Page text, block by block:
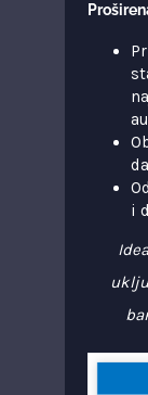
i